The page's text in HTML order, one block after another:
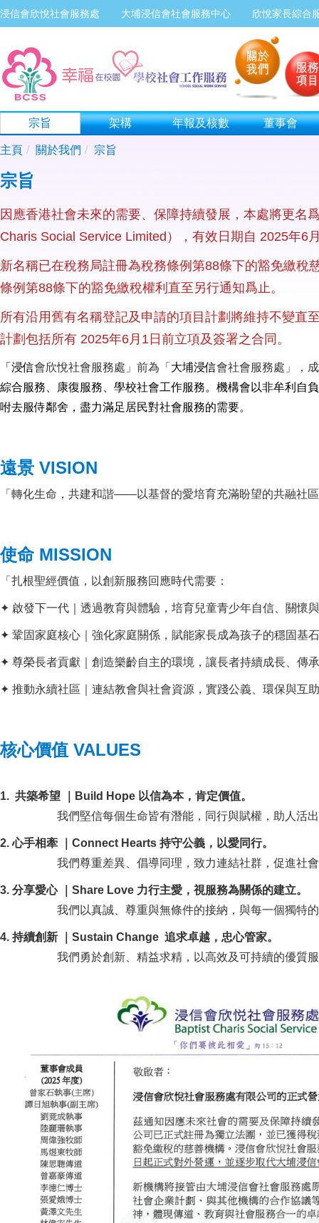
浸信會欣悅社會服務處 大埔浸信會社會服務中心 欣悅家長綜合
宗旨 架構 年報及核數 董事會
主頁 關於我們 宗旨
宗旨
因應香港社會未來的需要、保障持續發展，本處將更名
Charis Social Service Limited），有效日期自 2025年6
新名稱已在稅務局註冊為稅務條例第88條下的豁免繳稅
條例第88條下的豁免繳稅權利直至另行通知爲止。
所有沿用舊有名稱登記及申請的項目計劃將維持不變直
計劃包括所有 2025年6月1日前立項及簽署之合同。
「浸信會欣悅社會服務處」前為「 大埔浸信會社會服務處 」，
綜合服務、康復服務、學校社會工作服務。機構會以非牟利自
咐去服侍鄰舍，盡力滿足居民對社會服務的需要。
遠景 VISION
「轉化生命，共建和諧——以基督的愛培育充滿盼望的共融社
使命 MISSION
「扎根聖經價值，以創新服務回應時代需要：
✦ 啟發下一代｜透過教育與體驗，培育兒童青少年自信、關懷
✦ 鞏固家庭核心｜強化家庭關係，賦能家長成為孩子的穩固基
✦ 尊榮長者貢獻｜創造樂齡自主的環境，讓長者持續成長、傳
✦ 推動永續社區｜連結教會與社會資源，實踐公義、環保與互
核心價值 VALUES
1. 共築希望 ｜Build Hope 以信為本，肯定價值。
我們堅信每個生命皆有潛能，同行與賦權，助人活出
2. 心手相牽 ｜Connect Hearts 持守公義，以愛同行。
我們尊重差異、倡導同理，致力連結社群，促進社會
3. 分享愛心 ｜Share Love 力行主愛，視服務為關係的建立。
我們以真誠、尊重與無條件的接納，與每一個獨特的
4. 持續創新 ｜Sustain Change 追求卓越，忠心管家。
我們勇於創新、精益求精，以高效及可持續的優質服